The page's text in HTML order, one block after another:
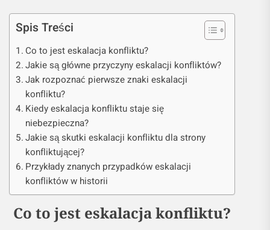
Spis Treści
Co to jest eskalacja konfliktu?
Jakie są główne przyczyny eskalacji konfliktów?
Jak rozpoznać pierwsze znaki eskalacji
konfliktu?
Kiedy eskalacja konfliktu staje się
niebezpieczna?
Jakie są skutki eskalacji konfliktu dla strony
konfliktującej?
Przykłady znanych przypadków eskalacji
konfliktów w historii
Co to jest eskalacja konfliktu?